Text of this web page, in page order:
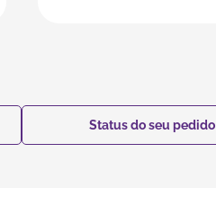
Status do seu pedido